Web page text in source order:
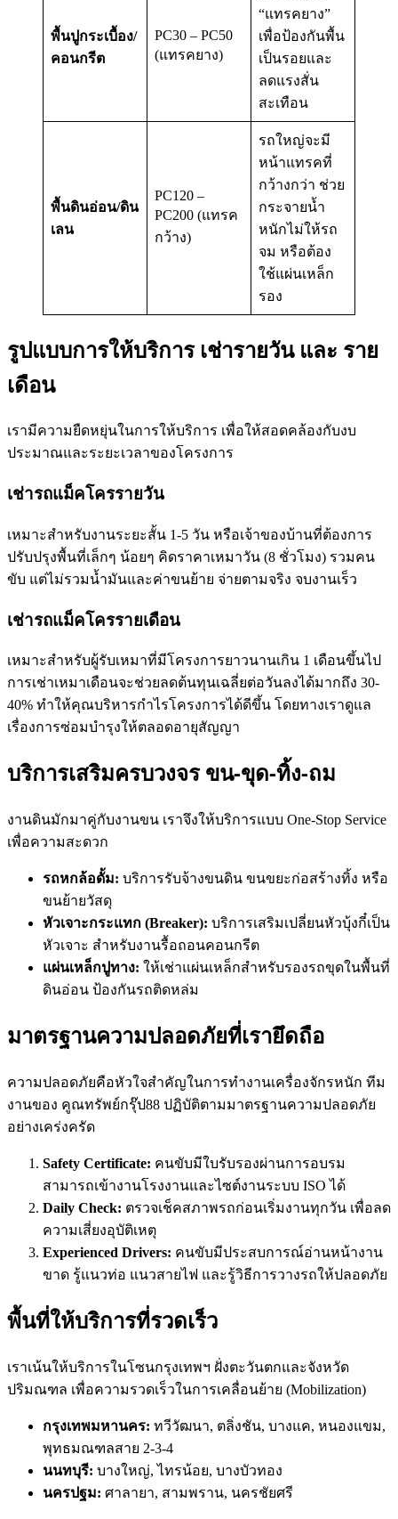
พื้นปูกระเบื้อง/
คอนกรีต
PC30 – PC50
(แทรคยาง)
“แทรคยาง”
เพื่อป้องกันพื้น
เป็นรอยและ
ลดแรงสั่น
สะเทือน
พื้นดินอ่อน/ดิน
เลน
PC120 –
PC200 (แทรค
กว้าง)
รถใหญ่จะมี
หน้าแทรคที่
กว้างกว่า ช่วย
กระจายน้ำ
หนักไม่ให้รถ
จม หรือต้อง
ใช้แผ่นเหล็ก
รอง
รูปแบบการให้บริการ เช่ารายวัน และ ราย
เดือน
เรามีความยืดหยุ่นในการให้บริการ เพื่อให้สอดคล้องกับงบ
ประมาณและระยะเวลาของโครงการ
เช่ารถแม็คโครรายวัน
เหมาะสำหรับงานระยะสั้น 1-5 วัน หรือเจ้าของบ้านที่ต้องการ
ปรับปรุงพื้นที่เล็กๆ น้อยๆ คิดราคาเหมาวัน (8 ชั่วโมง) รวมคน
ขับ แต่ไม่รวมน้ำมันและค่าขนย้าย จ่ายตามจริง จบงานเร็ว
เช่ารถแม็คโครรายเดือน
เหมาะสำหรับผู้รับเหมาที่มีโครงการยาวนานเกิน 1 เดือนขึ้นไป
การเช่าเหมาเดือนจะช่วยลดต้นทุนเฉลี่ยต่อวันลงได้มากถึง 30-
40% ทำให้คุณบริหารกำไรโครงการได้ดีขึ้น โดยทางเราดูแล
เรื่องการซ่อมบำรุงให้ตลอดอายุสัญญา
บริการเสริมครบวงจร ขน-ขุด-ทิ้ง-ถม
งานดินมักมาคู่กับงานขน เราจึงให้บริการแบบ One-Stop Service
เพื่อความสะดวก
รถหกล้อดั้ม: บริการรับจ้างขนดิน ขนขยะก่อสร้างทิ้ง หรือ
ขนย้ายวัสดุ
หัวเจาะกระแทก (Breaker): บริการเสริมเปลี่ยนหัวบุ้งกี๋เป็น
หัวเจาะ สำหรับงานรื้อถอนคอนกรีต
แผ่นเหล็กปูทาง: ให้เช่าแผ่นเหล็กสำหรับรองรถขุดในพื้นที่
ดินอ่อน ป้องกันรถติดหล่ม
มาตรฐานความปลอดภัยที่เรายึดถือ
ความปลอดภัยคือหัวใจสำคัญในการทำงานเครื่องจักรหนัก ทีม
งานของ คูณทรัพย์กรุ๊ป88 ปฏิบัติตามมาตรฐานความปลอดภัย
อย่างเคร่งครัด
Safety Certificate: คนขับมีใบรับรองผ่านการอบรม
สามารถเข้างานโรงงานและไซต์งานระบบ ISO ได้
Daily Check: ตรวจเช็คสภาพรถก่อนเริ่มงานทุกวัน เพื่อลด
ความเสี่ยงอุบัติเหตุ
Experienced Drivers: คนขับมีประสบการณ์อ่านหน้างาน
ขาด รู้แนวท่อ แนวสายไฟ และรู้วิธีการวางรถให้ปลอดภัย
พื้นที่ให้บริการที่รวดเร็ว
เราเน้นให้บริการในโซนกรุงเทพฯ ฝั่งตะวันตกและจังหวัด
ปริมณฑล เพื่อความรวดเร็วในการเคลื่อนย้าย (Mobilization)
กรุงเทพมหานคร: ทวีวัฒนา, ตลิ่งชัน, บางแค, หนองแขม,
พุทธมณฑลสาย 2-3-4
นนทบุรี: บางใหญ่, ไทรน้อย, บางบัวทอง
นครปฐม: ศาลายา, สามพราน, นครชัยศรี